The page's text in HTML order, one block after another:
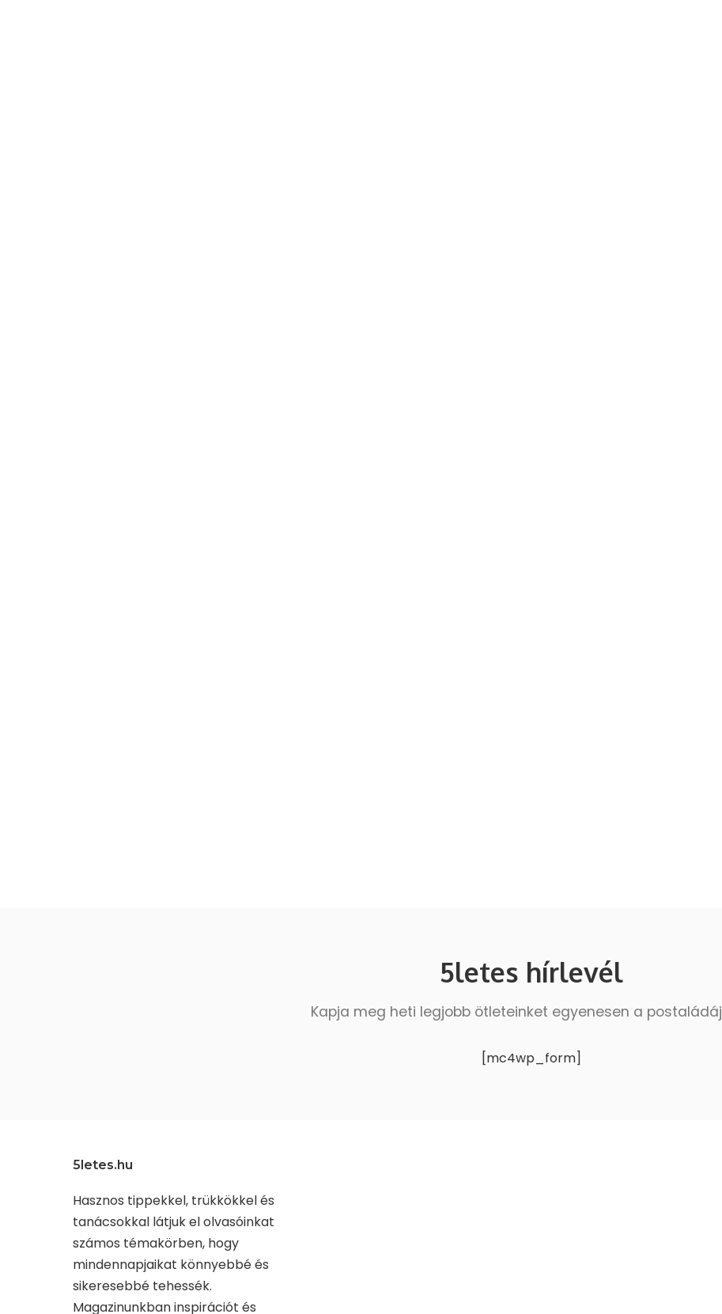
5letes hírlevél
Kapja meg heti legjobb ötleteinket egyenesen a
[mc4wp_form]
5letes.hu
Hasznos tippekkel, trükkökkel és
tanácsokkal látjuk el olvasóinkat
számos témakörben, hogy
mindennapjaikat könnyebbé és
sikeresebbé tehessék.
Magazinunkban inspirációt és